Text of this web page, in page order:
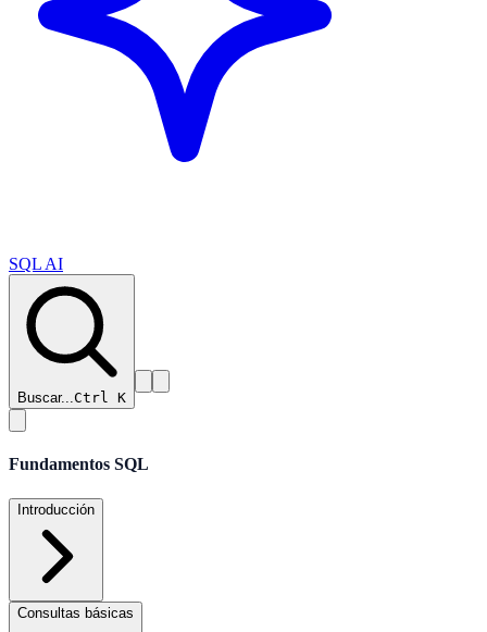
SQL AI
Buscar...Ctrl K
Fundamentos SQL
Introducción
Consultas básicas